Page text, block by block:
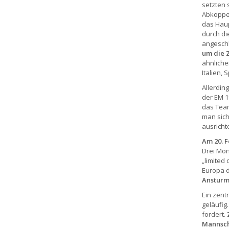
setzten
das
durch
um die
Italien,
der EM
das
man
Am 20.
Drei
„limited
Europa
Ein
fordert.